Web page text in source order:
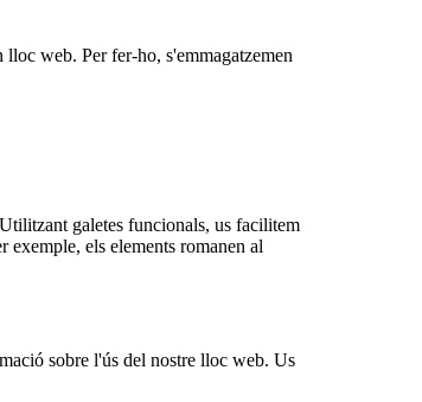
web. Per fer-ho, s'emmagatzemen
galetes funcionals, us facilitem
els elements romanen al
sobre l'ús del nostre lloc web. Us